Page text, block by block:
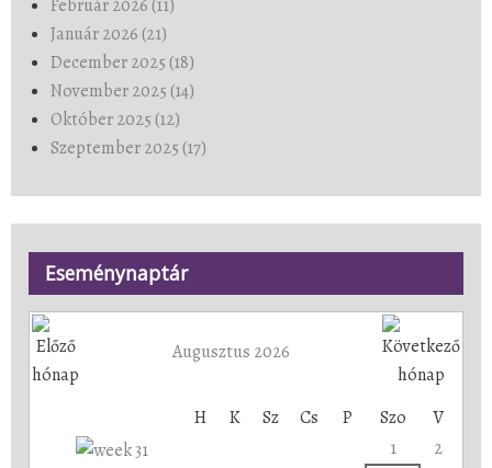
Február 2026 (11)
Január 2026 (21)
December 2025 (18)
November 2025 (14)
Október 2025 (12)
Szeptember 2025 (17)
Eseménynaptár
Augusztus 2026
H K Sz Cs P Szo
V
1
2